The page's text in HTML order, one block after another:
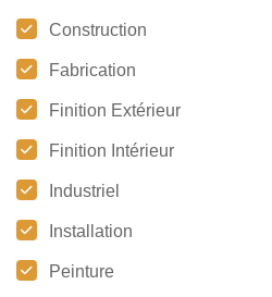
Construction
Fabrication
Finition Extérieur
Finition Intérieur
Industriel
Installation
Peinture